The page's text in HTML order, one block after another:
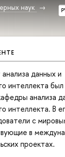
наук
данных и
интеллекта
анализа
интеллекта. В
с
в
проектах.